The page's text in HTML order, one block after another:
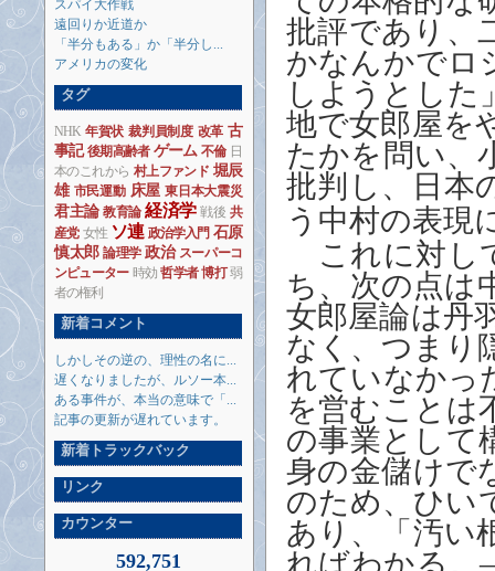
批評であり、
かなんかでロ
しようとした
地で女郎屋を
たかを問い、
批判し、日本
う中村の表現
これに対し
ち、次の点は
女郎屋論は丹
なく、つまり
れていなかっ
を営むことは
の事業として
身の金儲けで
のため、ひい
あり、「汚い
ればわかる
スパイ大作戦
遠回りか近道か
「半分もある」か「半分し...
アメリカの変化
タグ
NHK 年賀状 裁判員制度 改革 古
事記 後期高齢者 ゲーム 不倫 日
本のこれから 村上ファンド 堀辰
雄 市民運動 床屋 東日本大震災
君主論 教育論 経済学 戦後 共
産党 女性 ソ連 政治学入門 石原
慎太郎 論理学 政治 スーパーコ
ンピューター 時効 哲学者 博打 弱
者の権利
新着コメント
しかしその逆の、理性の名に...
遅くなりましたが、ルソー本...
ある事件が、本当の意味で「...
記事の更新が遅れています。
新着トラックバック
リンク
カウンター
592,751